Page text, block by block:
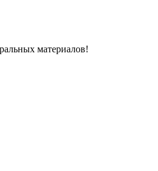
материалов!